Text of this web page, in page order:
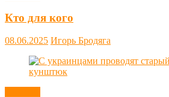
Кто для кого
08.06.2025 Игорь Бродяга